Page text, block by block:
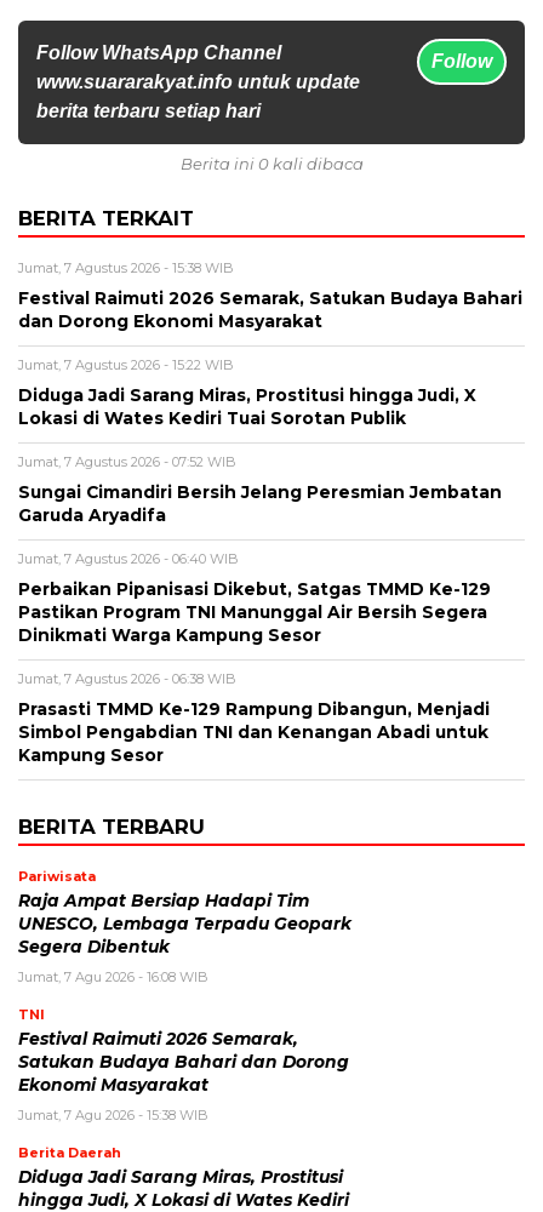
Follow WhatsApp Channel
www.suararakyat.info untuk update
berita terbaru setiap hari
Follow
Berita ini 0 kali dibaca
BERITA TERKAIT
Jumat, 7 Agustus 2026 - 15:38 WIB
Festival Raimuti 2026 Semarak, Satukan Budaya Bahari
dan Dorong Ekonomi Masyarakat
Jumat, 7 Agustus 2026 - 15:22 WIB
Diduga Jadi Sarang Miras, Prostitusi hingga Judi, X
Lokasi di Wates Kediri Tuai Sorotan Publik
Jumat, 7 Agustus 2026 - 07:52 WIB
Sungai Cimandiri Bersih Jelang Peresmian Jembatan
Garuda Aryadifa
Jumat, 7 Agustus 2026 - 06:40 WIB
Perbaikan Pipanisasi Dikebut, Satgas TMMD Ke-129
Pastikan Program TNI Manunggal Air Bersih Segera
Dinikmati Warga Kampung Sesor
Jumat, 7 Agustus 2026 - 06:38 WIB
Prasasti TMMD Ke-129 Rampung Dibangun, Menjadi
Simbol Pengabdian TNI dan Kenangan Abadi untuk
Kampung Sesor
BERITA TERBARU
Pariwisata
Raja Ampat Bersiap Hadapi Tim
UNESCO, Lembaga Terpadu Geopark
Segera Dibentuk
Jumat, 7 Agu 2026 - 16:08 WIB
TNI
Festival Raimuti 2026 Semarak,
Satukan Budaya Bahari dan Dorong
Ekonomi Masyarakat
Jumat, 7 Agu 2026 - 15:38 WIB
Berita Daerah
Diduga Jadi Sarang Miras, Prostitusi
hingga Judi, X Lokasi di Wates Kediri